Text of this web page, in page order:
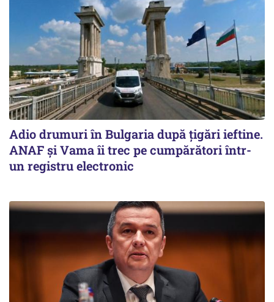
Adio drumuri în Bulgaria după țigări ieftine.
ANAF și Vama îi trec pe cumpărători într-
un registru electronic